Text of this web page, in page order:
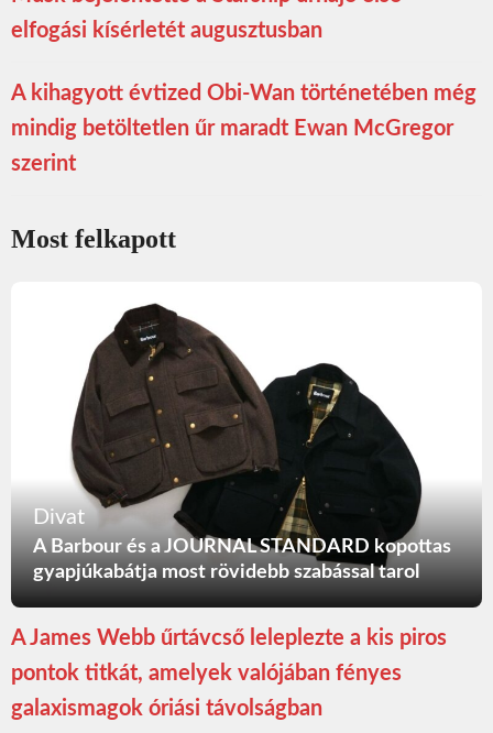
elfogási kísérletét augusztusban
A kihagyott évtized Obi-Wan történetében még
mindig betöltetlen űr maradt Ewan McGregor
szerint
Most felkapott
Divat
A Barbour és a JOURNAL STANDARD kopottas
gyapjúkabátja most rövidebb szabással tarol
A James Webb űrtávcső leleplezte a kis piros
pontok titkát, amelyek valójában fényes
galaxismagok óriási távolságban